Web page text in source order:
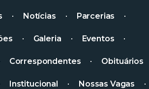
Notícias Parcerias
Galeria Eventos
Correspondentes Obituários
Institucional Nossas Vagas